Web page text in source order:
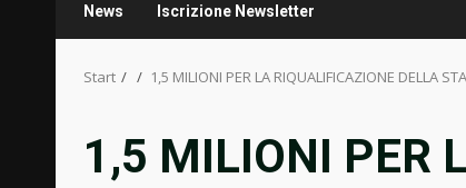
News Iscrizione Newsletter
Start 1,5 MILIONI PER LA RIQUALIFICAZIONE DELLA
1,5 MILIONI PER